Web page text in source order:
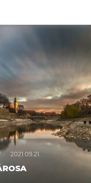
2021.09.21.